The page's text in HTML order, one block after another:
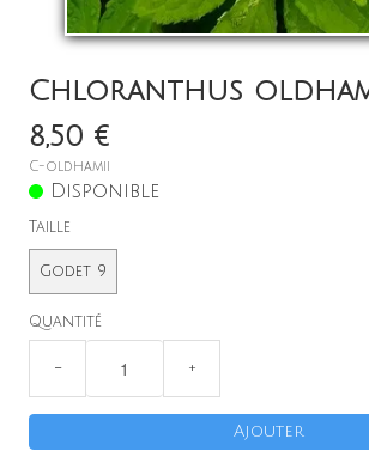
Chloranthus
8,50 €
C-oldhamii
Disponible
Taille
Godet 9
Quantité
− +
Ajouter